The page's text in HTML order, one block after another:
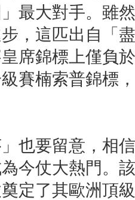
最大對手。雖
，這匹出自「
席錦標上僅負
賽楠索普錦標
也要留意，相
今仗大熱門。
定了其歐洲頂